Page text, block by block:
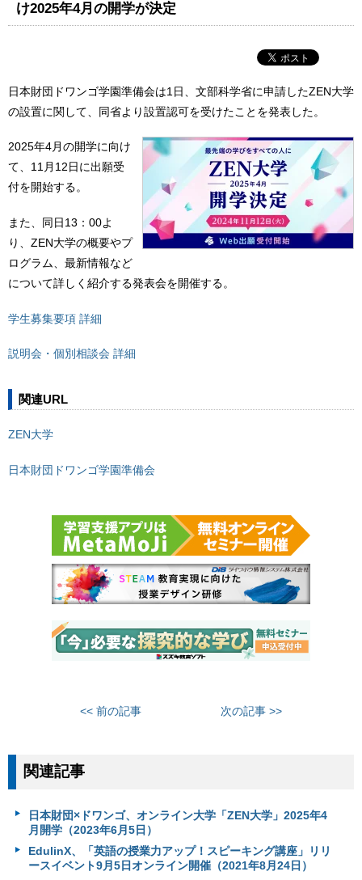
け2025年4月の開学が決定
日本財団ドワンゴ学園準備会は1日、文部科学省に申請したZEN大学
の設置に関して、同省より設置認可を受けたことを発表した。
2025年4月の開学に向け
て、11月12日に出願受
付を開始する。
また、同日13：00よ
り、ZEN大学の概要やプ
ログラム、最新情報など
について詳しく紹介する発表会を開催する。
学生募集要項 詳細
説明会・個別相談会 詳細
関連URL
ZEN大学
日本財団ドワンゴ学園準備会
<< 前の記事 次の記事 >>
関連記事
日本財団×ドワンゴ、オンライン大学「ZEN大学」2025年4
月開学（2023年6月5日）
EdulinX、「英語の授業力アップ！スピーキング講座」リリ
ースイベント9月5日オンライン開催（2021年8月24日）